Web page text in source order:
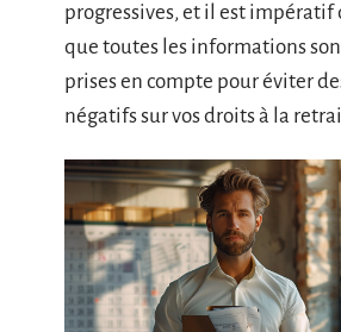
progressives, et il est impératif
que toutes les informations
prises en compte pour éviter
négatifs sur vos droits à la